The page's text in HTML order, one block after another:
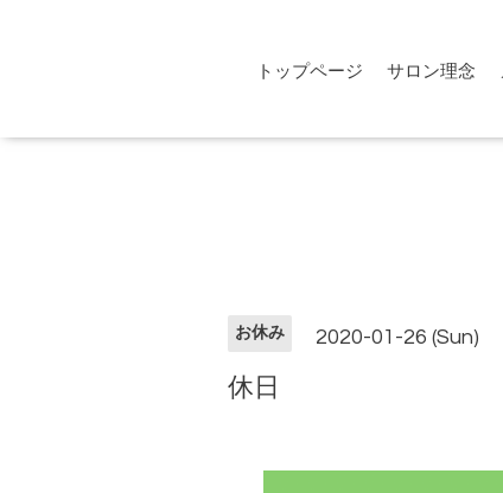
トップページ サロン理念
お休み 2020-01-26 (Sun)
休日